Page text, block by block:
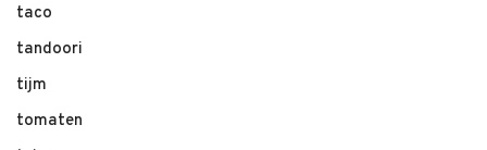
taco
tandoori
tijm
tomaten